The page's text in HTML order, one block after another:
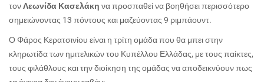
τονΛεωνίδα Κασελάκη να προσπαθεί να βοηθήσει περισσότερο
σημειώνοντας 13 πόντους και μαζεύοντας 9 ριμπάουντ.
Ο Φάρος Κερατσινίου είναι η τρίτη ομάδα που θα μπει στην
κληρωτίδα των ημιτελικών του Κυπέλλου Ελλάδας, με τους παίκτες,
τους φιλάθλους και την διοίκηση της ομάδας να αποδεικνύουν πως